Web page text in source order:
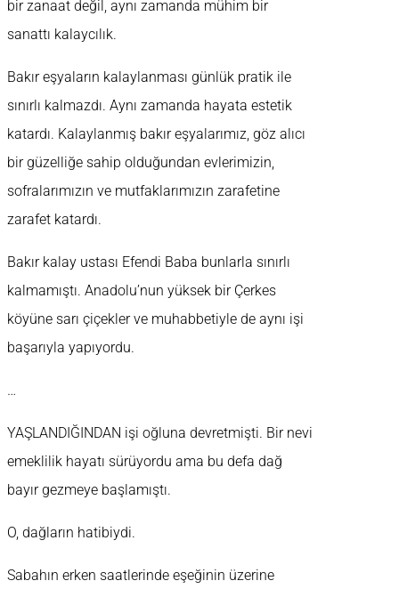
bir zanaat değil, aynı zamanda mühim bir
sanattı kalaycılık.
Bakır eşyaların kalaylanması günlük pratik ile
sınırlı kalmazdı. Aynı zamanda hayata estetik
katardı. Kalaylanmış bakır eşyalarımız, göz alıcı
bir güzelliğe sahip olduğundan evlerimizin,
sofralarımızın ve mutfaklarımızın zarafetine
zarafet katardı.
Bakır kalay ustası Efendi Baba bunlarla sınırlı
kalmamıştı. Anadolu’nun yüksek bir Çerkes
köyüne sarı çiçekler ve muhabbetiyle de aynı işi
başarıyla yapıyordu.
…
YAŞLANDIĞINDAN işi oğluna devretmişti. Bir nevi
emeklilik hayatı sürüyordu ama bu defa dağ
bayır gezmeye başlamıştı.
O, dağların hatibiydi.
Sabahın erken saatlerinde eşeğinin üzerine